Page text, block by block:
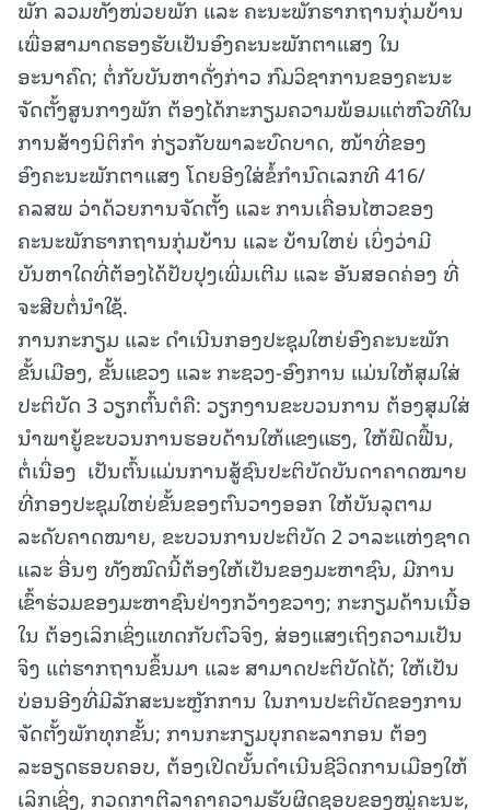
ພັກ ລວມທັງໜ່ວຍພັກ ແລະ ຄະນະພັກຮາກຖານກຸ່ມບ້ານ
ເພື່ອສາມາດຮອງຮັບເປັນອົງຄະນະພັກຕາແສງ ໃນ
ອະນາຄົດ; ຕໍ່ກັບບັນຫາດັ່ງກ່າວ ກົມວິຊາການຂອງຄະນະ
ຈັດຕັ້ງສູນກາງພັກ ຕ້ອງໄດ້ກະກຽມຄວາມພ້ອມແຕ່ຫົວທີໃນ
ການສ້າງນິຕິກໍາ ກ່ຽວກັບພາລະບົດບາດ, ໜ້າທີ່ຂອງ
ອົງຄະນະພັກຕາແສງ ໂດຍອີງໃສ່ຂໍ້ກໍານົດເລກທີ 416/
ຄລສພ ວ່າດ້ວຍການຈັດຕັ້ງ ແລະ ການເຄື່ອນໄຫວຂອງ
ຄະນະພັກຮາກຖານກຸ່ມບ້ານ ແລະ ບ້ານໃຫຍ່ ເບິ່ງວ່າມີ
ບັນຫາໃດທີ່ຕ້ອງໄດ້ປັບປຸງເພີ່ມເຕີມ ແລະ ອັນສອດຄ່ອງ ທີ່
ຈະສືບຕໍ່ນໍາໃຊ້.
ການກະກຽມ ແລະ ດໍາເນີນກອງປະຊຸມໃຫຍ່ອົງຄະນະພັກ
ຂັ້ນເມືອງ, ຂັ້ນແຂວງ ແລະ ກະຊວງ-ອົງການ ແມ່ນໃຫ້ສຸມໃສ່
ປະຕິບັດ 3 ວຽກຕົ້ນຕໍຄື: ວຽກງານຂະບວນການ ຕ້ອງສຸມໃສ່
ນຳພາຍູ້ຂະບວນການຮອບດ້ານໃຫ້ແຂງແຮງ, ໃຫ້ຟົດຟື້ນ,
ຕໍ່ເນື່ອງ ເປັນຕົ້ນແມ່ນການສູ້ຊົນປະຕິບັດບັນດາຄາດໝາຍ
ທີ່ກອງປະຊຸມໃຫຍ່ຂັ້ນຂອງຕົນວາງອອກ ໃຫ້ບັນລຸຕາມ
ລະດັບຄາດໝາຍ, ຂະບວນການປະຕິບັດ 2 ວາລະແຫ່ງຊາດ
ແລະ ອື່ນໆ ທັງໝົດນີ້ຕ້ອງໃຫ້ເປັນຂອງມະຫາຊົນ, ມີການ
ເຂົ້າຮ່ວມຂອງມະຫາຊົນຢ່າງກວ້າງຂວາງ; ກະກຽມດ້ານເນື້ອ
ໃນ ຕ້ອງເລິກເຊິ່ງແທດກັບຕົວຈິງ, ສ່ອງແສງເຖິງຄວາມເປັນ
ຈິງ ແຕ່ຮາກຖານຂຶ້ນມາ ແລະ ສາມາດປະຕິບັດໄດ້; ໃຫ້ເປັນ
ບ່ອນອີງທີ່ມີລັກສະນະຫຼັກການ ໃນການປະຕິບັດຂອງການ
ຈັດຕັ້ງພັກທຸກຂັ້ນ; ການກະກຽມບຸກຄະລາກອນ ຕ້ອງ
ລະອຽດຮອບຄອບ, ຕ້ອງເປີດບັ້ນດໍາເນີນຊີວິດການເມືອງໃຫ້
ເລິກເຊິ່ງ, ກວດກາຕີລາຄາຄວາມຮັບຜິດຊອບຂອງໝູ່ຄະນະ,